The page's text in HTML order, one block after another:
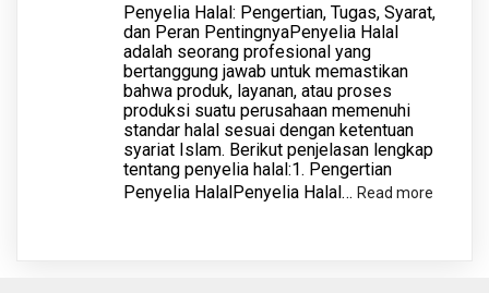
Penyelia Halal: Pengertian, Tugas, Syarat,
dan Peran PentingnyaPenyelia Halal
adalah seorang profesional yang
bertanggung jawab untuk memastikan
bahwa produk, layanan, atau proses
produksi suatu perusahaan memenuhi
standar halal sesuai dengan ketentuan
syariat Islam. Berikut penjelasan lengkap
tentang penyelia halal:1. Pengertian
Penyelia HalalPenyelia Halal… Read more